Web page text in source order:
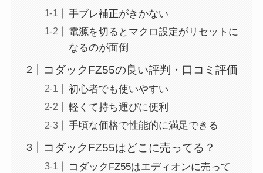
手ブレ補正がきかない
電源を切るとマクロ設定がリセットに
なるのが面倒
コダックFZ55の良い評判・口コミ評価
初心者でも使いやすい
軽くて持ち運びに便利
手頃な価格で性能的に満足できる
コダックFZ55はどこに売ってる？
コダックFZ55はエディオンに売って